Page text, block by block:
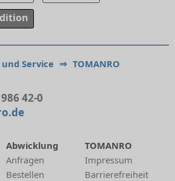
Service ⇒ TOMANRO
42-0
Abwicklung
Anfragen
Bestellen
TOMANRO
Impressum
Barrierefreiheit